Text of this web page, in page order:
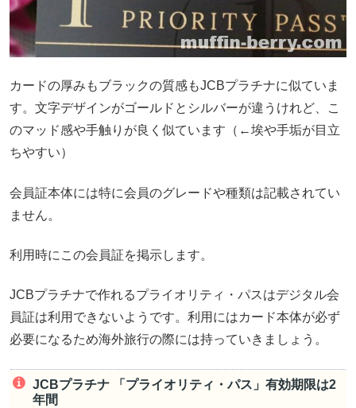
カードの厚みもブラックの質感もJCBプラチナに似ていま
す。文字デザインがゴールドとシルバーが違うけれど、こ
のマッド感や手触りが良く似ています（←埃や手垢が目立
ちやすい）
会員証本体には特に会員のグレードや種類は記載されてい
ません。
利用時にこの会員証を掲示します。
JCBプラチナで作れるプライオリティ・パスはデジタル会
員証は利用できないようです。利用にはカード本体が必ず
必要になるため海外旅行の際には持っていきましょう。
JCBプラチナ 「プライオリティ・パス」有効期限は2
年間